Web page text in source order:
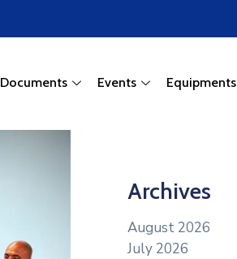
Documents Events Equipments
Archives
August 2026
July 2026